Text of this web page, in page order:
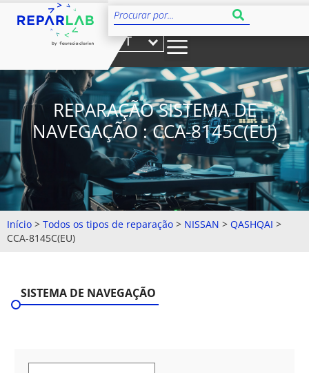
PT
REPARAÇÃO SISTEMA DE
NAVEGAÇÃO : CCA-8145C(EU)
Início > Todos os tipos de reparação > NISSAN > QASHQAI >
CCA-8145C(EU)
SISTEMA DE NAVEGAÇÃO